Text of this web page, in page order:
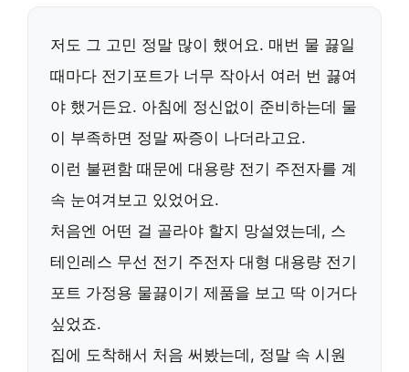
저도 그 고민 정말 많이 했어요. 매번 물 끓일
때마다 전기포트가 너무 작아서 여러 번 끓여
야 했거든요. 아침에 정신없이 준비하는데 물
이 부족하면 정말 짜증이 나더라고요.
이런 불편함 때문에 대용량 전기 주전자를 계
속 눈여겨보고 있었어요.
처음엔 어떤 걸 골라야 할지 망설였는데, 스
테인레스 무선 전기 주전자 대형 대용량 전기
포트 가정용 물끓이기 제품을 보고 딱 이거다
싶었죠.
집에 도착해서 처음 써봤는데, 정말 속 시원